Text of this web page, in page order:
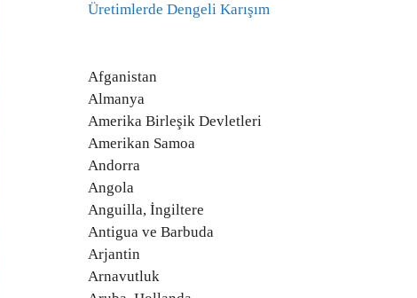
Üretimlerde Dengeli Karışım
Afganistan
Almanya
Amerika Birleşik Devletleri
Amerikan Samoa
Andorra
Angola
Anguilla, İngiltere
Antigua ve Barbuda
Arjantin
Arnavutluk